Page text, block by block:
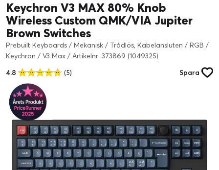
Keychron V3 MAX 80% Knob
Wireless Custom QMK/VIA Jupiter
Brown Switches
Prebuilt Keyboards / Mekanisk / Trådlös, Kabelansluten / RGB /
Keychron / V3 Max / Artikelnr: 373869 (1049325)
4.8
(5) Spara